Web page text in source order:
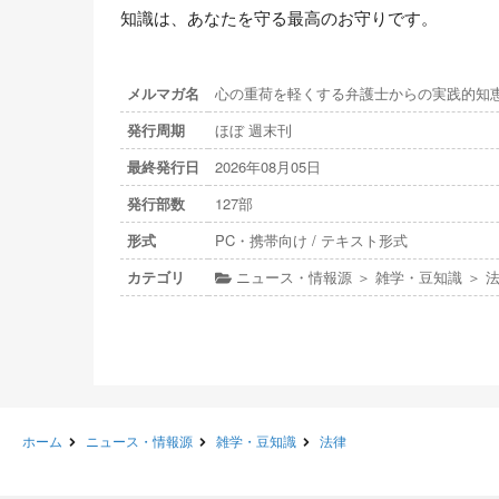
知識は、あなたを守る最高のお守りです。
メルマガ名
心の重荷を軽くする弁護士からの実践的知
発行周期
ほぼ 週末刊
最終発行日
2026年08月05日
発行部数
127部
形式
PC・携帯向け / テキスト形式
カテゴリ
ニュース・情報源 ＞ 雑学・豆知識 ＞
ホーム ニュース・情報源 雑学・豆知識 法律